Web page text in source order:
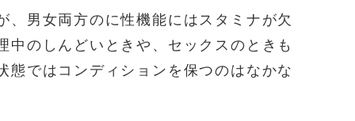
、男女両方のに性機能にはスタミナが欠
中のしんどいときや、セックスのときも
態ではコンディションを保つのはなかな